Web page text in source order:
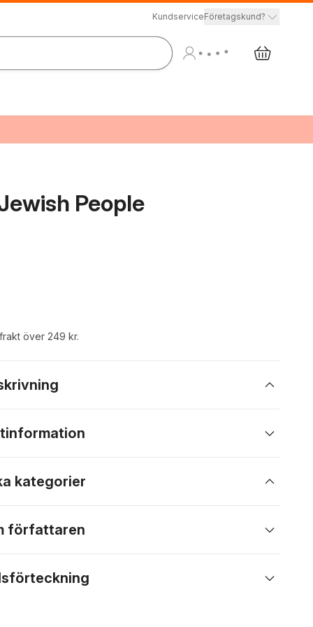
KundserviceFöretagskund?
People
över 249 kr.
kategorier
författaren